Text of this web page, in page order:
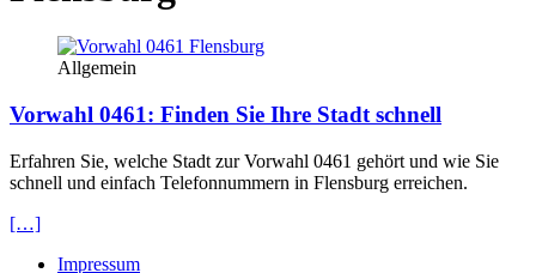
Allgemein
Vorwahl 0461: Finden Sie Ihre Stadt schnell
Erfahren Sie, welche Stadt zur Vorwahl 0461 gehört und wie Sie
schnell und einfach Telefonnummern in Flensburg erreichen.
[…]
Impressum